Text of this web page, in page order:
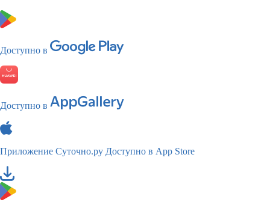
Доступно в
Доступно в
Приложение Суточно.ру Доступно в App Store